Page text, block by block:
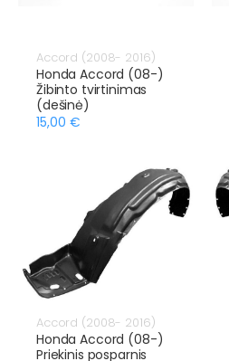
Accord (2008- 2016)
Honda Accord (08-)
Žibinto tvirtinimas
(dešinė)
15,00 €
Accord (2008- 2016)
Honda Accord (08-)
Priekinis posparnis